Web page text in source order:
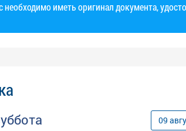
необходимо иметь оригинал документа,
09